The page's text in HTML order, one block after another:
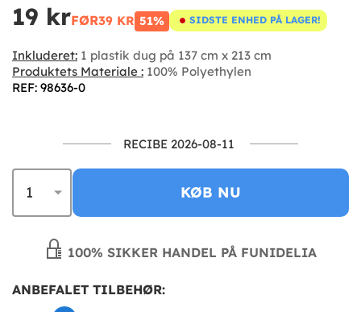
19 krFØR39 KR 51% SIDSTE ENHED PÅ LAGER!
Inkluderet: 1 plastik dug på 137 cm x 213 cm
Produktets Materiale : 100% Polyethylen
REF: 98636-0
RECIBE 2026-08-11
KØB NU
100% SIKKER HANDEL PÅ FUNIDELIA
ANBEFALET TILBEHØR: